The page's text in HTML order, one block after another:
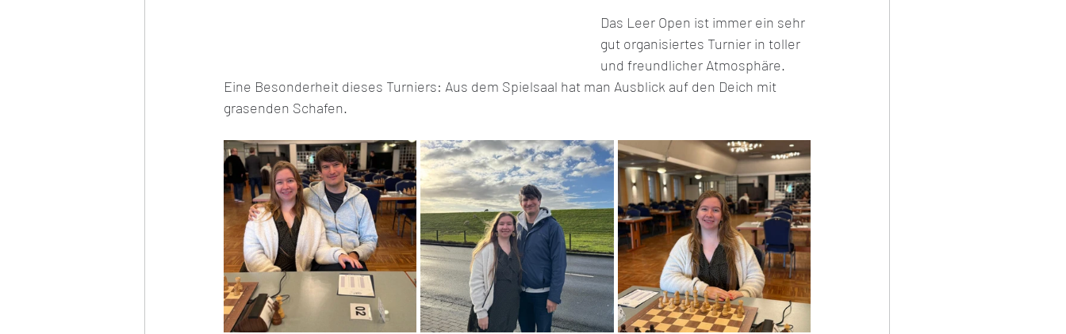
Das Leer Open ist immer ein sehr
gut organisiertes Turnier in toller
und freundlicher Atmosphäre.
Eine Besonderheit dieses Turniers: Aus dem Spielsaal hat man Ausblick auf den Deich mit
grasenden Schafen.